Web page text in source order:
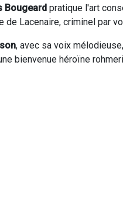
Bougeard pratique l'art
de Lacenaire, criminel par
, avec sa voix
bienvenue héroïne